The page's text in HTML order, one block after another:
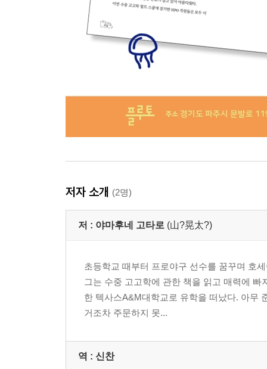
저자 소개 (2명)
저 : 야마후네 고타로 (山?晃太?)
초등학교 때부터 프로야구 선수를 꿈꾸며 호
그는 수중 고고학에 관한 책을 읽고 매력에
한 텍사스A&M대학교로 유학을 떠났다. 아무
거조차 주문하지 못...
역 : 신찬